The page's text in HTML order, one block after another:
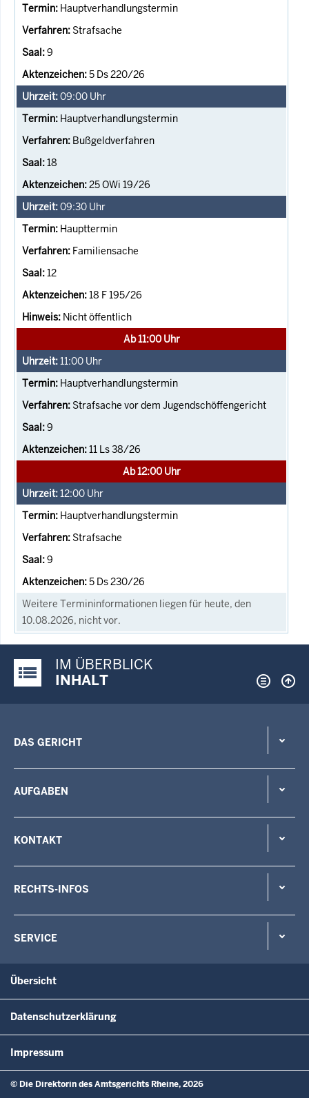
Hauptverhandlungstermin
Strafsache
9
5 Ds 220/26
09:00 Uhr
Hauptverhandlungstermin
Bußgeldverfahren
18
25 OWi 19/26
09:30 Uhr
Haupttermin
Familiensache
12
18 F 195/26
Nicht öffentlich
Ab 11:00 Uhr
11:00 Uhr
Hauptverhandlungstermin
Strafsache vor dem Jugendschöffengericht
9
11 Ls 38/26
Ab 12:00 Uhr
12:00 Uhr
Hauptverhandlungstermin
Strafsache
9
5 Ds 230/26
Weitere Termininformationen liegen für heute, den
10.08.2026, nicht vor.
Justiz-Portal im Überblick:
IM ÜBERBLICK
INHALT
DAS GERICHT
AUFGABEN
KONTAKT
RECHTS-INFOS
SERVICE
Übersicht
Datenschutzerklärung
Impressum
© Die Direktorin des Amtsgerichts Rheine, 2026